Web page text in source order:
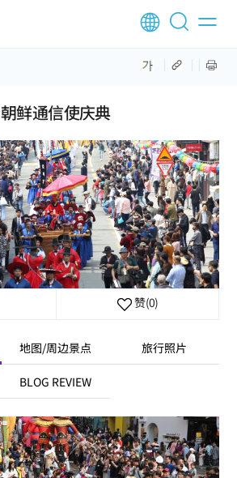
朝鲜通信使庆典
赞(0)
地图/周边景点 旅行照片
BLOG REVIEW